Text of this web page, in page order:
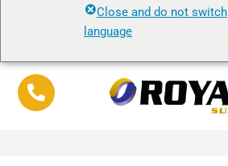
Close and do not switch
language